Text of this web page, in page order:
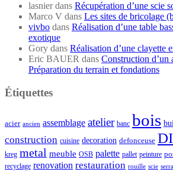
lasnierdans Récupération d’une scie
Marco V dans Les sites de bricolage
vivbo dans Réalisation d’une table
exotique
Gory dans Réalisation d’une clayette
Eric BAUER dans Construction d’un
Préparation du terrain et fondations
Étiquettes
acier ancien assemblage atelier banc bois
construction cuisine decoration defonceuse
kreg metal meuble OSB palette pallet peinture
recyclage renovation restauration rouille scie